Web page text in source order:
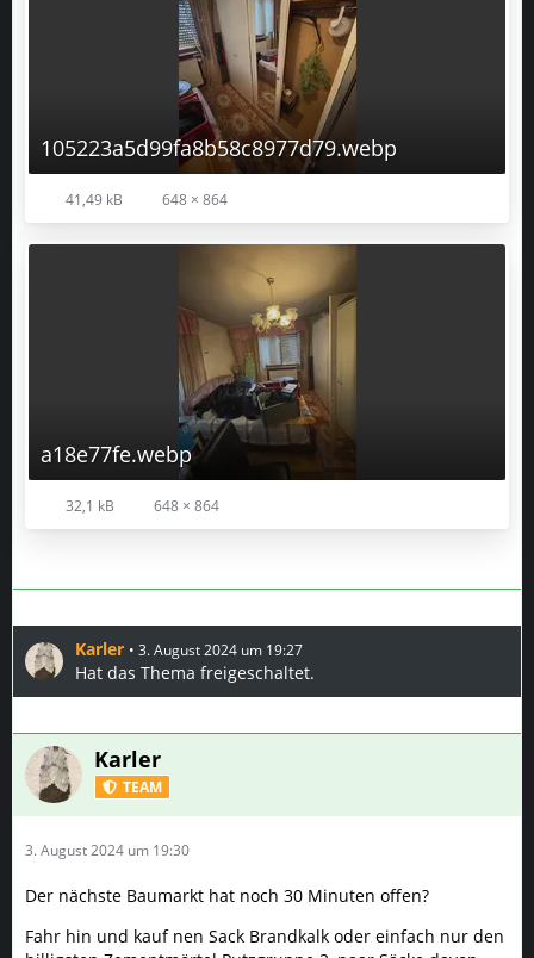
105223a5d99fa8b58c8977d79.webp
41,49 kB 648 × 864
a18e77fe.webp
32,1 kB 648 × 864
Karler 3. August 2024 um 19:27
Hat das Thema freigeschaltet.
Karler
TEAM
3. August 2024 um 19:30
Der nächste Baumarkt hat noch 30 Minuten offen?
Fahr hin und kauf nen Sack Brandkalk oder einfach nur den